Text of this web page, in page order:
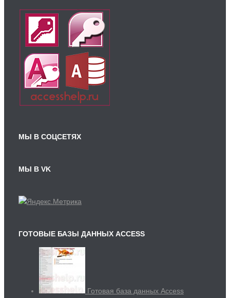
МЫ В СОЦСЕТЯХ
МЫ В VK
ГОТОВЫЕ БАЗЫ ДАННЫХ ACCESS
Готовая база данных Access